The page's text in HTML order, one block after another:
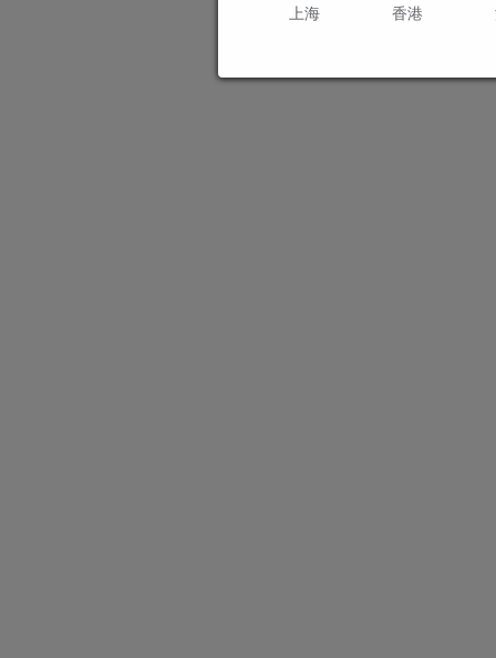
上海
香港